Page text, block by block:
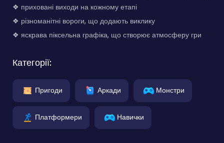
❖ приховані виходи на кожному етапі
❖ різноманітні вороги, що додають виклику
❖ яскрава піксельна графіка, що створює атмосферу гри
Категорії:
Пригоди Аркади Монстри
Платформери Навички